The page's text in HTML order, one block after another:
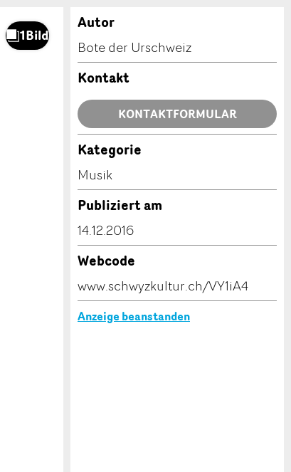
Autor
Bote der Urschweiz
Kontakt
KONTAKTFORMULAR
Kategorie
Musik
Publiziert am
14.12.2016
Webcode
www.schwyzkultur.ch/VY1iA4
Anzeige beanstanden